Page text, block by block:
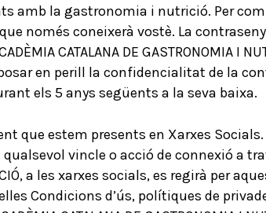
amb la gastronomia i nutrició. Per
només coneixerà vostè. La
CATALANA DE GASTRONOMIA I
en perill la confidencialitat de la
els 5 anys següents a la seva baixa.
que estem presents en Xarxes
vincle o acció de connexió a
a les xarxes socials, es regirà per
Condicions d’ús, polítiques de